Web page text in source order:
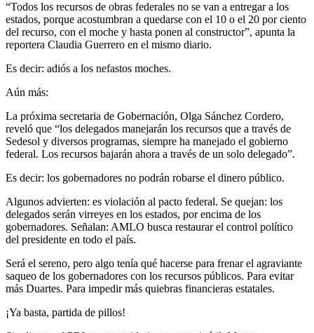
“Todos los recursos de obras federales no se van a entregar a los
estados, porque acostumbran a quedarse con el 10 o el 20 por ciento
del recurso, con el moche y hasta ponen al constructor”, apunta la
reportera Claudia Guerrero en el mismo diario.
Es decir: adiós a los nefastos moches.
Aún más:
La próxima secretaria de Gobernación, Olga Sánchez Cordero,
reveló que “los delegados manejarán los recursos que a través de
Sedesol y diversos programas, siempre ha manejado el gobierno
federal. Los recursos bajarán ahora a través de un solo delegado”.
Es decir: los gobernadores no podrán robarse el dinero público.
Algunos advierten: es violación al pacto federal. Se quejan: los
delegados serán virreyes en los estados, por encima de los
gobernadores. Señalan: AMLO busca restaurar el control político
del presidente en todo el país.
Será el sereno, pero algo tenía qué hacerse para frenar el agraviante
saqueo de los gobernadores con los recursos públicos. Para evitar
más Duartes. Para impedir más quiebras financieras estatales.
¡Ya basta, partida de pillos!